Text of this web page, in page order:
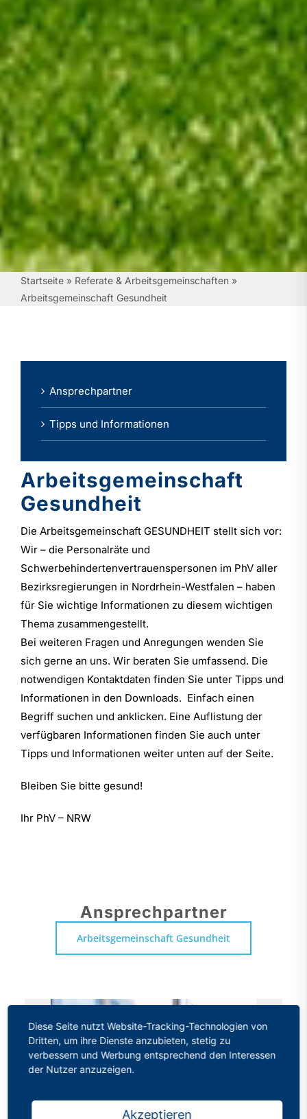
Startseite» Referate & Arbeitsgemeinschaften»
Arbeitsgemeinschaft Gesundheit
Arbeitsgemeinschaft
Gesundheit
Die Arbeitsgemeinschaft GESUNDHEIT stellt sich vor:
Wir – die Personalräte und
Schwerbehindertenvertrauenspersonen im PhV aller
Bezirksregierungen in Nordrhein-Westfalen – haben
für Sie wichtige Informationen zu diesem wichtigen
Thema zusammengestellt.
Bei weiteren Fragen und Anregungen wenden Sie
sich gerne an uns. Wir beraten Sie umfassend. Die
notwendigen Kontaktdaten finden Sie unter Tipps und
Informationen in den Downloads. Einfach einen
Begriff suchen und anklicken. Eine Auflistung der
verfügbaren Informationen finden Sie auch unter
Tipps und Informationen weiter unten auf der Seite.
Bleiben Sie bitte gesund!
Ihr PhV – NRW
Ansprechpartner
Tipps und Informationen
Ansprechpartner
Arbeitsgemeinschaft Gesundheit
Diese Seite nutzt Website-Tracking-Technologien von
Dritten, um ihre Dienste anzubieten, stetig zu
verbessern und Werbung entsprechend den Interessen
der Nutzer anzuzeigen.
Akzeptieren